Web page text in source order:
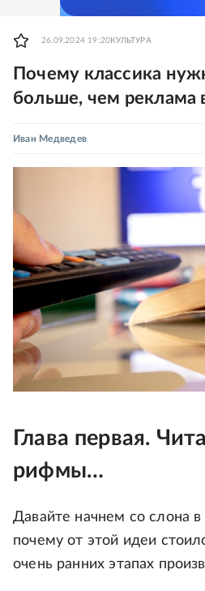
26.09.2024 19:20 КУЛЬТУРА
Почему классика
больше, чем реклама
Иван Медведев
Глава первая.
рифмы…
Давайте начнем со слона в
почему от этой идеи
очень ранних этапах